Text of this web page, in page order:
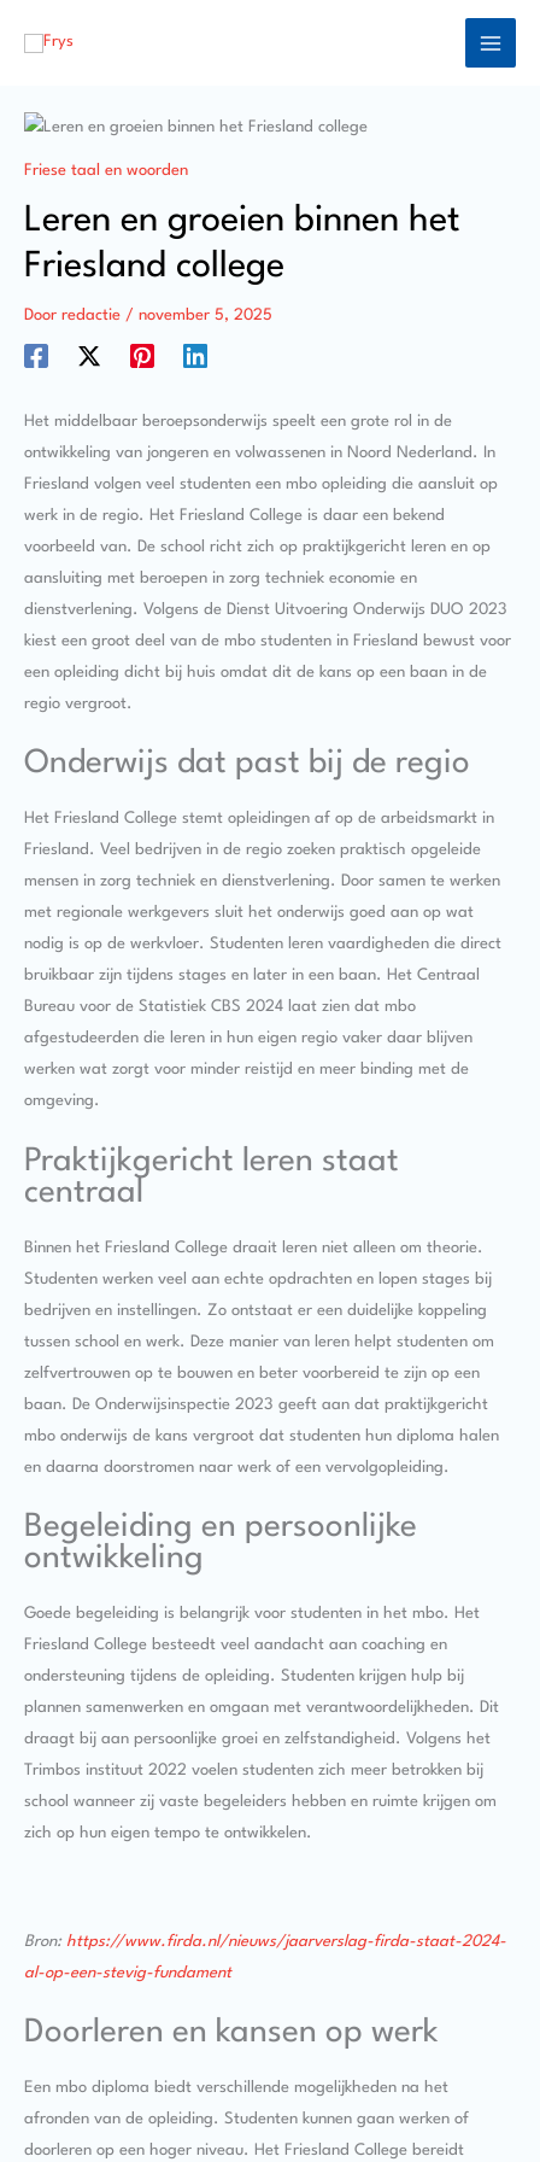
Friese taal en woorden
Leren en groeien binnen het
Friesland college
Door redactie / november 5, 2025
Het middelbaar beroepsonderwijs speelt een grote rol in de
ontwikkeling van jongeren en volwassenen in Noord Nederland. In
Friesland volgen veel studenten een mbo opleiding die aansluit op
werk in de regio. Het Friesland College is daar een bekend
voorbeeld van. De school richt zich op praktijkgericht leren en op
aansluiting met beroepen in zorg techniek economie en
dienstverlening. Volgens de Dienst Uitvoering Onderwijs DUO 2023
kiest een groot deel van de mbo studenten in Friesland bewust voor
een opleiding dicht bij huis omdat dit de kans op een baan in de
regio vergroot.
Onderwijs dat past bij de regio
Het Friesland College stemt opleidingen af op de arbeidsmarkt in
Friesland. Veel bedrijven in de regio zoeken praktisch opgeleide
mensen in zorg techniek en dienstverlening. Door samen te werken
met regionale werkgevers sluit het onderwijs goed aan op wat
nodig is op de werkvloer. Studenten leren vaardigheden die direct
bruikbaar zijn tijdens stages en later in een baan. Het Centraal
Bureau voor de Statistiek CBS 2024 laat zien dat mbo
afgestudeerden die leren in hun eigen regio vaker daar blijven
werken wat zorgt voor minder reistijd en meer binding met de
omgeving.
Praktijkgericht leren staat
centraal
Binnen het Friesland College draait leren niet alleen om theorie.
Studenten werken veel aan echte opdrachten en lopen stages bij
bedrijven en instellingen. Zo ontstaat er een duidelijke koppeling
tussen school en werk. Deze manier van leren helpt studenten om
zelfvertrouwen op te bouwen en beter voorbereid te zijn op een
baan. De Onderwijsinspectie 2023 geeft aan dat praktijkgericht
mbo onderwijs de kans vergroot dat studenten hun diploma halen
en daarna doorstromen naar werk of een vervolgopleiding.
Begeleiding en persoonlijke
ontwikkeling
Goede begeleiding is belangrijk voor studenten in het mbo. Het
Friesland College besteedt veel aandacht aan coaching en
ondersteuning tijdens de opleiding. Studenten krijgen hulp bij
plannen samenwerken en omgaan met verantwoordelijkheden. Dit
draagt bij aan persoonlijke groei en zelfstandigheid. Volgens het
Trimbos instituut 2022 voelen studenten zich meer betrokken bij
school wanneer zij vaste begeleiders hebben en ruimte krijgen om
zich op hun eigen tempo te ontwikkelen.
Bron: https://www.firda.nl/nieuws/jaarverslag-firda-staat-2024-
al-op-een-stevig-fundament
Doorleren en kansen op werk
Een mbo diploma biedt verschillende mogelijkheden na het
afronden van de opleiding. Studenten kunnen gaan werken of
doorleren op een hoger niveau. Het Friesland College bereidt